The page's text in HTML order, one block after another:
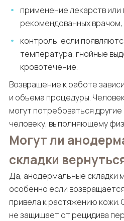
применение лекарств или
рекомендованных врачом,
контроль, если
температура, гнойные
кровотечение.
Возвращение к работе
и объема процедуры.
могут потребоваться
человеку, выполняющему
Могут ли
складки
Да, анодермальные складки
особенно если
привела к растяжению кожи.
не защищает от рецидива